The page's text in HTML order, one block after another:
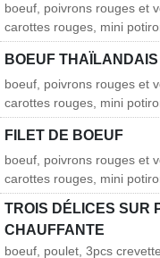
boeuf, poivrons rouges et
carottes rouges, mini
BOEUF THAÏLANDAIS
boeuf, poivrons rouges et
carottes rouges, mini
FILET DE BOEUF
boeuf, poivrons rouges et
carottes rouges, mini
TROIS DÉLICES SUR
CHAUFFANTE
boeuf, poulet, 3pcs